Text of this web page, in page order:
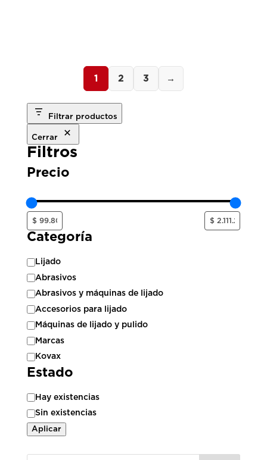
1 2 3 →
Filtrar productos
Cerrar
Filtros
Precio
Categoría
Categoría
Lijado
Abrasivos
Abrasivos y máquinas de lijado
Accesorios para lijado
Máquinas de lijado y pulido
Marcas
Kovax
Estado
Estado
Hay existencias
Sin existencias
Aplicar